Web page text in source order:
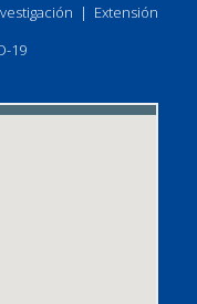
| Extensión
19